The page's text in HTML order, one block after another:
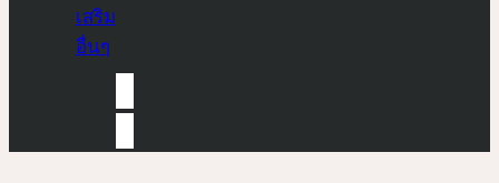
เสริม
อื่นๆ